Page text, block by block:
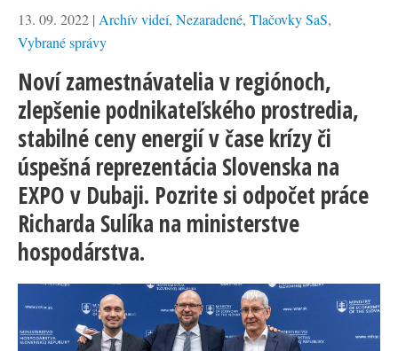
13. 09. 2022 | Archív videí, Nezaradené, Tlačovky SaS,
Vybrané správy
Noví zamestnávatelia v regiónoch,
zlepšenie podnikateľského prostredia,
stabilné ceny energií v čase krízy či
úspešná reprezentácia Slovenska na
EXPO v Dubaji. Pozrite si odpočet práce
Richarda Sulíka na ministerstve
hospodárstva.